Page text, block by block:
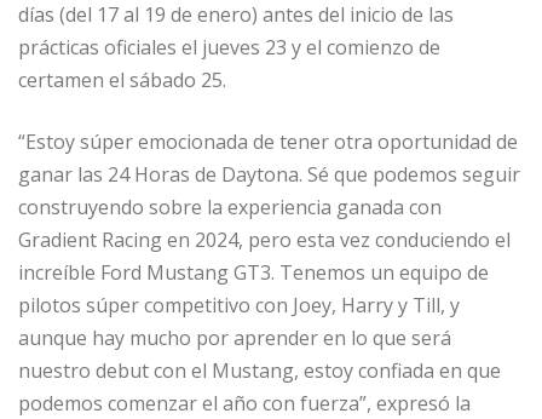
días (del 17 al 19 de enero) antes del inicio de las
prácticas oficiales el jueves 23 y el comienzo de
certamen el sábado 25.
“Estoy súper emocionada de tener otra oportunidad de
ganar las 24 Horas de Daytona. Sé que podemos seguir
construyendo sobre la experiencia ganada con
Gradient Racing en 2024, pero esta vez conduciendo el
increíble Ford Mustang GT3. Tenemos un equipo de
pilotos súper competitivo con Joey, Harry y Till, y
aunque hay mucho por aprender en lo que será
nuestro debut con el Mustang, estoy confiada en que
podemos comenzar el año con fuerza”, expresó la